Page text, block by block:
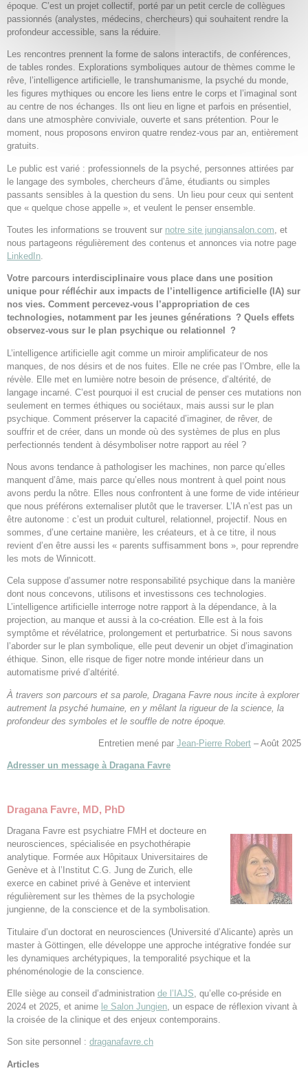
époque. C’est un projet collectif, porté par un petit cercle de collègues
passionnés (analystes, médecins, chercheurs) qui souhaitent rendre la
profondeur accessible, sans la réduire.
Les rencontres prennent la forme de salons interactifs, de conférences,
de tables rondes. Explorations symboliques autour de thèmes comme le
rêve, l’intelligence artificielle, le transhumanisme, la psyché du monde,
les figures mythiques ou encore les liens entre le corps et l’imaginal sont
au centre de nos échanges. Ils ont lieu en ligne et parfois en présentiel,
dans une atmosphère conviviale, ouverte et sans prétention. Pour le
moment, nous proposons environ quatre rendez-vous par an, entièrement
gratuits.
Le public est varié : professionnels de la psyché, personnes attirées par
le langage des symboles, chercheurs d’âme, étudiants ou simples
passants sensibles à la question du sens. Un lieu pour ceux qui sentent
que « quelque chose appelle », et veulent le penser ensemble.
Toutes les informations se trouvent sur notre site jungiansalon.com, et
nous partageons régulièrement des contenus et annonces via notre page
LinkedIn.
Votre parcours interdisciplinaire vous place dans une position
unique pour réfléchir aux impacts de l’intelligence artificielle (IA) sur
nos vies. Comment percevez-vous l’appropriation de ces
technologies, notamment par les jeunes générations ? Quels effets
observez-vous sur le plan psychique ou relationnel ?
L’intelligence artificielle agit comme un miroir amplificateur de nos
manques, de nos désirs et de nos fuites. Elle ne crée pas l’Ombre, elle la
révèle. Elle met en lumière notre besoin de présence, d’altérité, de
langage incarné. C’est pourquoi il est crucial de penser ces mutations non
seulement en termes éthiques ou sociétaux, mais aussi sur le plan
psychique. Comment préserver la capacité d’imaginer, de rêver, de
souffrir et de créer, dans un monde où des systèmes de plus en plus
perfectionnés tendent à désymboliser notre rapport au réel ?
Nous avons tendance à pathologiser les machines, non parce qu’elles
manquent d’âme, mais parce qu’elles nous montrent à quel point nous
avons perdu la nôtre. Elles nous confrontent à une forme de vide intérieur
que nous préférons externaliser plutôt que le traverser. L’IA n’est pas un
être autonome : c’est un produit culturel, relationnel, projectif. Nous en
sommes, d’une certaine manière, les créateurs, et à ce titre, il nous
revient d’en être aussi les « parents suffisamment bons », pour reprendre
les mots de Winnicott.
Cela suppose d’assumer notre responsabilité psychique dans la manière
dont nous concevons, utilisons et investissons ces technologies.
L’intelligence artificielle interroge notre rapport à la dépendance, à la
projection, au manque et aussi à la co-création. Elle est à la fois
symptôme et révélatrice, prolongement et perturbatrice. Si nous savons
l’aborder sur le plan symbolique, elle peut devenir un objet d’imagination
éthique. Sinon, elle risque de figer notre monde intérieur dans un
automatisme privé d’altérité.
À travers son parcours et sa parole, Dragana Favre nous incite à explorer
autrement la psyché humaine, en y mêlant la rigueur de la science, la
profondeur des symboles et le souffle de notre époque.
Entretien mené par Jean-Pierre Robert – Août 2025
Adresser un message à Dragana Favre
Dragana Favre, MD, PhD
Dragana Favre est psychiatre FMH et docteure en
neurosciences, spécialisée en psychothérapie
analytique. Formée aux Hôpitaux Universitaires de
Genève et à l’Institut C.G. Jung de Zurich, elle
exerce en cabinet privé à Genève et intervient
régulièrement sur les thèmes de la psychologie
jungienne, de la conscience et de la symbolisation.
Titulaire d’un doctorat en neurosciences (Université d’Alicante) après un
master à Göttingen, elle développe une approche intégrative fondée sur
les dynamiques archétypiques, la temporalité psychique et la
phénoménologie de la conscience.
Elle siège au conseil d’administration de l’IAJS, qu’elle co-préside en
2024 et 2025, et anime le Salon Jungien, un espace de réflexion vivant à
la croisée de la clinique et des enjeux contemporains.
Son site personnel : draganafavre.ch
Articles